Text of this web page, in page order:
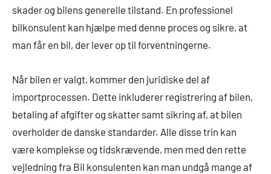
skader og bilens generelle tilstand. En professionel
bilkonsulent kan hjælpe med denne proces og sikre, at
man får en bil, der lever op til forventningerne.
Når bilen er valgt, kommer den juridiske del af
importprocessen. Dette inkluderer registrering af bilen,
betaling af afgifter og skatter samt sikring af, at bilen
overholder de danske standarder. Alle disse trin kan
være komplekse og tidskrævende, men med den rette
vejledning fra Bil konsulenten kan man undgå mange af